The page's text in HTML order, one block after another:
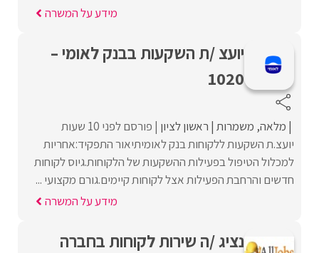
מידע על המשרה
יועצ /ת השקעות בבנק לאומי –
1020
מלאה משמרות ראשון לציון פורסם לפני 10 שעות
יועצ.ת השקעות ללקוחות בנק לאומיתיאור התפקיד:אחריות
למכלול הטיפול בפעילות ההשקעות של הלקוחות.גיוס לקוחות
חדשים והרחבת הפעילות אצל לקוחות קיימים.גורם מקצועי ...
מידע על המשרה
נציג /ה שירות לקוחות בחברה